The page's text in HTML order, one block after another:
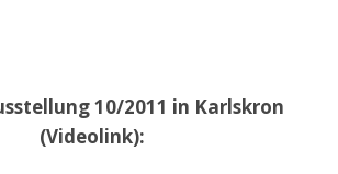
10/2011 in Karlskron
(Videolink):